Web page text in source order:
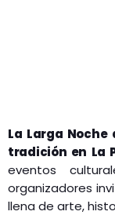
La Larga
tradición en La
eventos
organizadores
llena de arte,